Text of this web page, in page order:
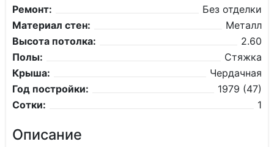
Ремонт:
Без отделки
Материал стен:
Металл
Высота потолка:
2.60
Полы:
Стяжка
Крыша:
Чердачная
Год постройки:
1979 (47)
Сотки:
1
Описание